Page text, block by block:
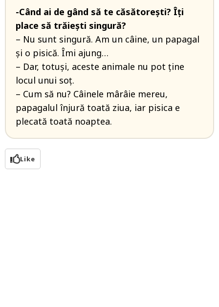
-Când ai de gând să te căsătorești? Îți
place să trăiești singură?
– Nu sunt singură. Am un câine, un papagal
și o pisică. Îmi ajung…
– Dar, totuși, aceste animale nu pot ține
locul unui soț.
– Cum să nu? Câinele mârâie mereu,
papagalul înjură toată ziua, iar pisica e
plecată toată noaptea.
Like